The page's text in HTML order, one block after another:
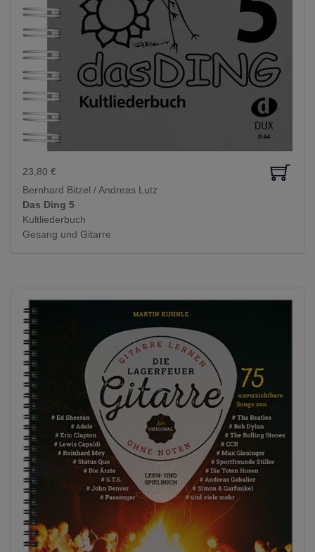
23,80 €
Bernhard Bitzel / Andreas Lutz
Das Ding 5
Kultliederbuch
Gesang und Gitarre